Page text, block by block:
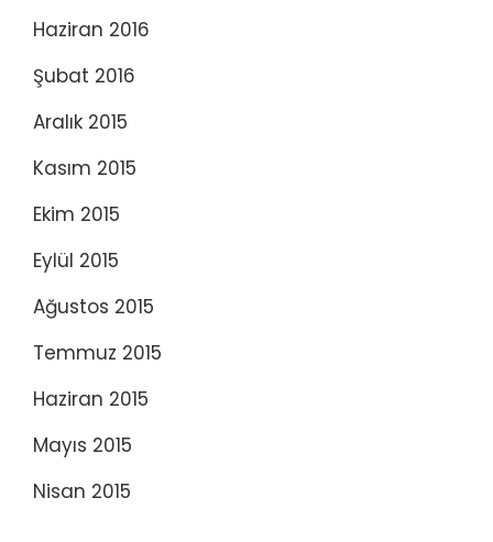
Haziran 2016
Şubat 2016
Aralık 2015
Kasım 2015
Ekim 2015
Eylül 2015
Ağustos 2015
Temmuz 2015
Haziran 2015
Mayıs 2015
Nisan 2015